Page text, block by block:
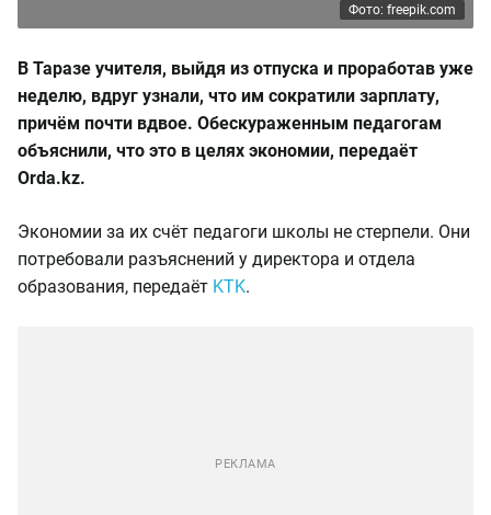
Фото: freepik.com
В Таразе учителя, выйдя из отпуска и проработав уже
неделю, вдруг узнали, что им сократили зарплату,
причём почти вдвое. Обескураженным педагогам
объяснили, что это в целях экономии, передаёт
Orda.kz.
Экономии за их счёт педагоги школы не стерпели. Они
потребовали разъяснений у директора и отдела
образования, передаёт KTK.